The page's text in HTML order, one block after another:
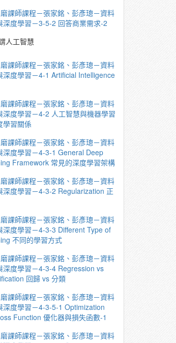
課師課程－張家銘、彭彥璁－資料
深度學習－3-5-2 回答商業需求-2
人工智慧
課師課程－張家銘、彭彥璁－資料
深度學習－4-1 Artificial Intelligence
課師課程－張家銘、彭彥璁－資料
深度學習－4-2 人工智慧與機器學習
學習關係
課師課程－張家銘、彭彥璁－資料
深度學習－4-3-1 General Deep
Framework 常見的深度學習架構
課師課程－張家銘、彭彥璁－資料
深度學習－4-3-2 Regularization 正
課師課程－張家銘、彭彥璁－資料
深度學習－4-3-3 Different Type of
不同的學習方式
課師課程－張家銘、彭彥璁－資料
深度學習－4-3-4 Regression vs
回歸 vs 分類
課師課程－張家銘、彭彥璁－資料
深度學習－4-3-5-1 Optimization
Function 優化器與損失函數-1
課師課程－張家銘、彭彥璁－資料